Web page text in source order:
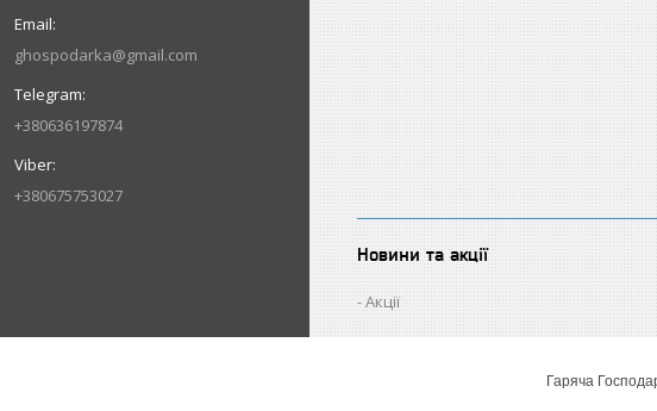
ghospodarka@gmail.com
+380636197874
+380675753027
Новини та акції
Акції